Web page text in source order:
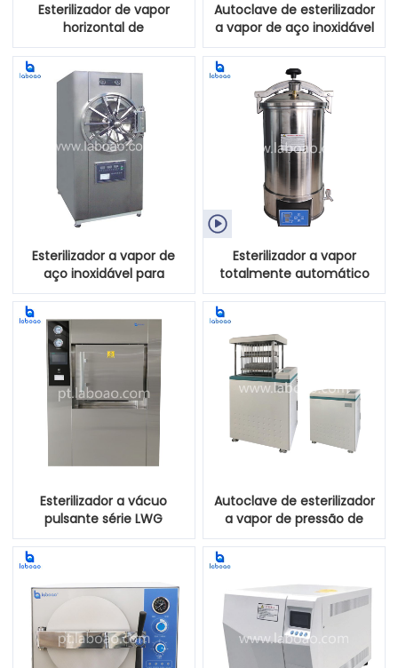
Esterilizador de vapor
horizontal de
microcomputador
Autoclave de esterilizador
a vapor de aço inoxidável
totalmente horizontal
Esterilizador a vapor de
aço inoxidável para
microcomputador

Esterilizador a vapor
totalmente automático
Esterilizador a vácuo
pulsante série LWG
Autoclave de esterilizador
a vapor de pressão de
vácuo de pulso de